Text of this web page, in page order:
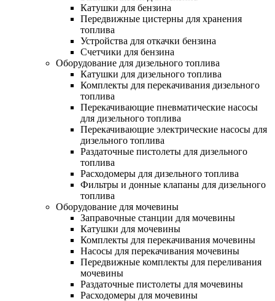
Катушки для бензина
Передвижные цистерны для хранения
топлива
Устройства для откачки бензина
Счетчики для бензина
Оборудование для дизельного топлива
Катушки для дизельного топлива
Комплекты для перекачивания дизельного
топлива
Перекачивающие пневматические насосы
для дизельного топлива
Перекачивающие электрические насосы для
дизельного топлива
Раздаточные пистолеты для дизельного
топлива
Расходомеры для дизельного топлива
Фильтры и донные клапаны для дизельного
топлива
Оборудование для мочевины
Заправочные станции для мочевины
Катушки для мочевины
Комплекты для перекачивания мочевины
Насосы для перекачивания мочевины
Передвижные комплекты для переливания
мочевины
Раздаточные пистолеты для мочевины
Расходомеры для мочевины